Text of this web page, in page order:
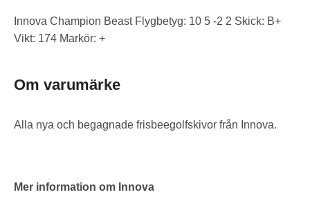
Innova Champion Beast Flygbetyg: 10 5 -2 2 Skick: B+
Vikt: 174 Markör: +
Om varumärke
Alla nya och begagnade frisbeegolfskivor från Innova.
Mer information om Innova